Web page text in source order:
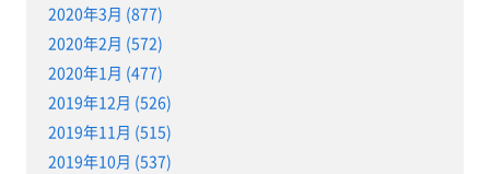
2020年3月 (877)
2020年2月 (572)
2020年1月 (477)
2019年12月 (526)
2019年11月 (515)
2019年10月 (537)